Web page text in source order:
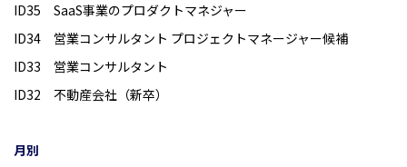
ID35 SaaS事業のプロダクトマネジャー
ID34 営業コンサルタント プロジェクトマネージャー候補
ID33 営業コンサルタント
ID32 不動産会社（新卒）
月別